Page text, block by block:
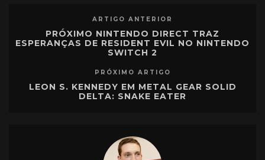
ARTIGO ANTERIOR
PRÓXIMO NINTENDO DIRECT TRAZ
ESPERANÇAS DE RESIDENT EVIL NO NINTENDO
SWITCH 2
PRÓXIMO ARTIGO
LEON S. KENNEDY EM METAL GEAR SOLID
DELTA: SNAKE EATER